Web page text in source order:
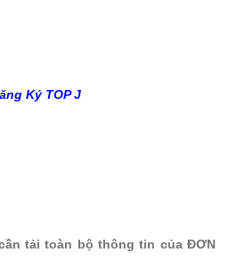
Ký TOP J
tải toàn bộ thông tin của ĐƠN